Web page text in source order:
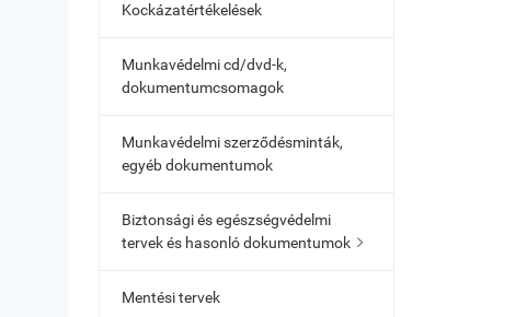
Kockázatértékelések
Munkavédelmi cd/dvd-k,
dokumentumcsomagok
Munkavédelmi szerződésminták,
egyéb dokumentumok
Biztonsági és egészségvédelmi
tervek és hasonló dokumentumok 
Mentési tervek